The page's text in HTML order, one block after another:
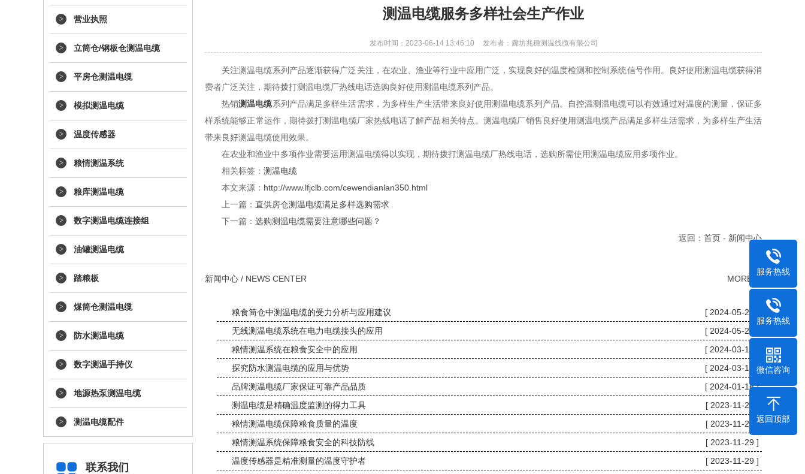
测温电缆服务多样社会生产作业
发布时间：2023-06-14 13:46:10 发布者：廊坊兆穗测温线缆有限公司
关注测温电缆系列产品逐渐获得广泛关注，在农业、渔业等行业中应用广泛，实现良好的温度检测和控制系统信号作用。良好使用测温电缆获得消
费者广泛关注，期待拨打测温电缆厂热线电话选购良好使用测温电缆系列产品。
热销测温电缆系列产品满足多样生活需求，为多样生产生活带来良好使用测温电缆系列产品。自控温测温电缆可以有效通过对温度的测量，保证多
样系统能够正常运作，期待拨打测温电缆厂家热线电话了解产品相关特点。测温电缆厂销售良好使用测温电缆产品满足多样生活需求，为多样生产生活
带来良好测温电缆使用效果。
在农业和渔业中多项作业需要运用测温电缆得以实现，期待拨打测温电缆厂热线电话，选购所需使用测温电缆应用多项作业。
相关标签： 测温电缆
本文来源： http://www.lfjclb.com/cewendianlan350.html
上一篇： 直供房仓测温电缆满足多样选购需求
下一篇： 选购测温电缆需要注意哪些问题？
返回： 首页 - 新闻中心
新闻中心 / NEWS CENTER MORE>>
粮食筒仓中测温电缆的受力分析与应用建议
[ 2024-05-27 ]
无线测温电缆系统在电力电缆接头的应用
[ 2024-05-27 ]
粮情测温系统在粮食安全中的应用
[ 2024-03-14 ]
探究防水测温电缆的应用与优势
[ 2024-03-12 ]
品牌测温电缆厂家保证可靠产品品质
[ 2024-01-16 ]
测温电缆是精确温度监测的得力工具
[ 2023-11-29 ]
粮情测温电缆保障粮食质量的温度
[ 2023-11-29 ]
粮情测温系统保障粮食安全的科技防线
[ 2023-11-29 ]
温度传感器是精准测量的温度守护者
[ 2023-11-29 ]
营业执照
立筒仓/钢板仓测温电缆
平房仓测温电缆
模拟测温电缆
温度传感器
粮情测温系统
粮库测温电缆
数字测温电缆连接组
油罐测温电缆
踏粮板
煤筒仓测温电缆
防水测温电缆
数字测温手持仪
地源热泵测温电缆
测温电缆配件
联系我们
服务热线
服务热线
微信咨询
返回顶部